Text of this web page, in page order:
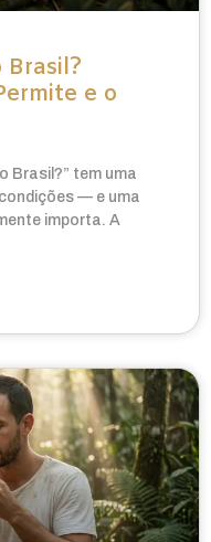
Brasil?
e o
Brasil?” tem uma
— e uma
importa. A